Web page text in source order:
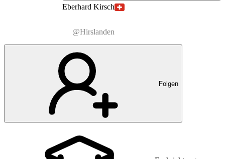
Eberhard Kirsch
@Hirslanden
Folgen